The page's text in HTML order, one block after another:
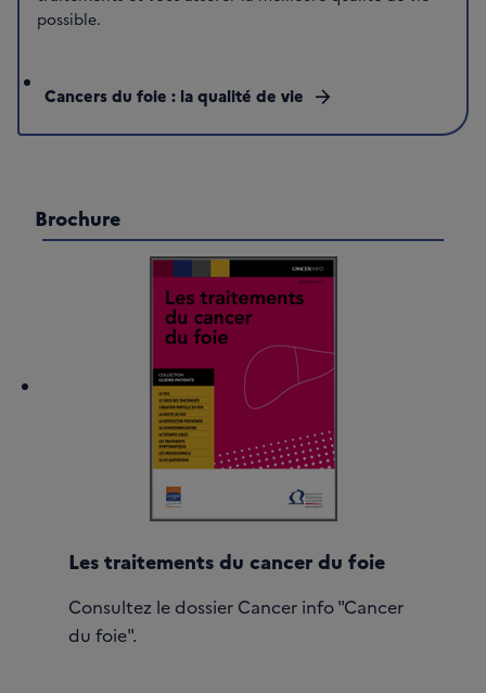
possible.
Cancers du foie : la qualité de vie arrow_forward
Brochure
Les traitements du cancer du foie
Consultez le dossier Cancer info "Cancer
du foie".